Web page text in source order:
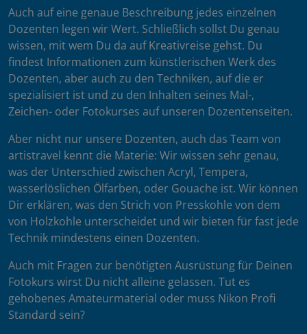
Auch auf eine genaue Beschreibung jedes einzelnen
Dozenten legen wir Wert. Schließlich sollst Du genau
wissen, mit wem Du da auf Kreativreise gehst. Du
findest Informationen zum künstlerischen Werk des
Dozenten, aber auch zu den Techniken, auf die er
spezialisiert ist und zu den Inhalten seines Mal-,
Zeichen- oder Fotokurses auf unseren Dozentenseiten.
Aber nicht nur unsere Dozenten, auch das Team von
artistravel kennt die Materie: Wir wissen sehr genau,
was der Unterschied zwischen Acryl, Tempera,
wasserlöslichen Ölfarben, oder Gouache ist. Wir können
Dir erklären, was den Strich von Presskohle von dem
von Holzkohle unterscheidet und wir bieten für fast jede
Technik mindestens einen Dozenten.
Auch mit Fragen zur benötigten Ausrüstung für Deinen
Fotokurs wirst Du nicht alleine gelassen. Tut es
gehobenes Amateurmaterial oder muss Nikon Profi
Standard sein?